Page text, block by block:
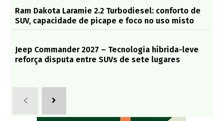
Ram Dakota Laramie 2.2 Turbodiesel: conforto de
SUV, capacidade de picape e foco no uso misto
Jeep Commander 2027 – Tecnologia híbrida-leve
reforça disputa entre SUVs de sete lugares